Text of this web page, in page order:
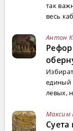
так
весь
Антон
единый
левых,
Максим
Суета